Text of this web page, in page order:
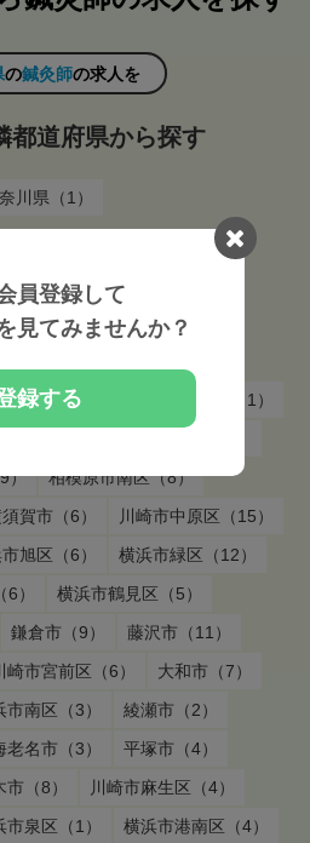
の鍼灸師の求人を
都道府県から探す
川県（1）
区町村から探す
原市緑区（3）
中郡二宮町（1）
）
相模原市南区（8）
賀市（6）
川崎市中原区（15）
旭区（6）
横浜市緑区（12）
）
横浜市鶴見区（5）
鎌倉市（9）
藤沢市（11）
川崎市宮前区（6）
大和市（7）
市南区（3）
綾瀬市（2）
老名市（3）
平塚市（4）
市（8）
川崎市麻生区（4）
市泉区（1）
横浜市港南区（4）
員登録して
見てみませんか？
録する